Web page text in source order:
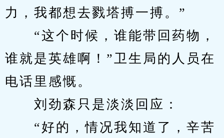
力，我都想去戮塔搏一搏。”
“这个时候，谁能带回药物，
谁就是英雄啊！”卫生局的人员在
电话里感慨。
刘劲森只是淡淡回应：
“好的，情况我知道了，辛苦